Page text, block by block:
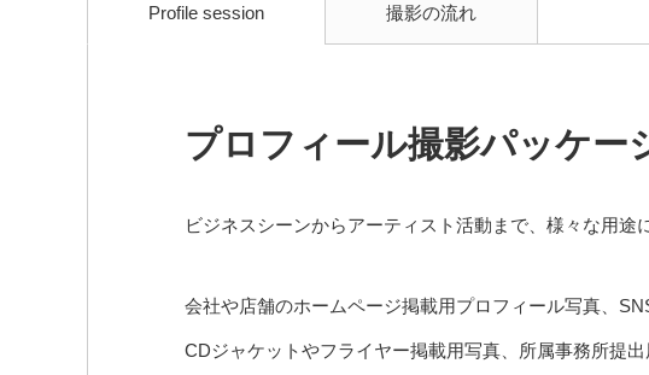
Profile session 撮影の流れ
プロフィール撮影パッケー
ビジネスシーンからアーティスト活動まで、様々な用途
会社や店舗のホームページ掲載用プロフィール写真、
CDジャケットやフライヤー掲載用写真、所属事務所提